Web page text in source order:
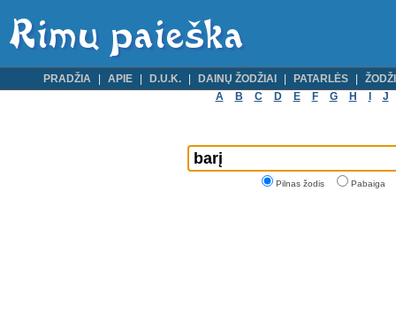
PRADŽIA APIE D.U.K. DAINŲ ŽODŽIAI PATARLĖS
A
B C D E F G H J
Pilnas žodis Pabaiga